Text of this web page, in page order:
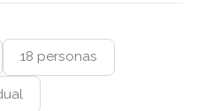
18 personas